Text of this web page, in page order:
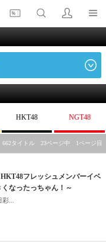
HKT48 NGT48
662タイトル 23ページ中 1ページ目
フレッシュメンバーイベ
なったっちゃん！～
...